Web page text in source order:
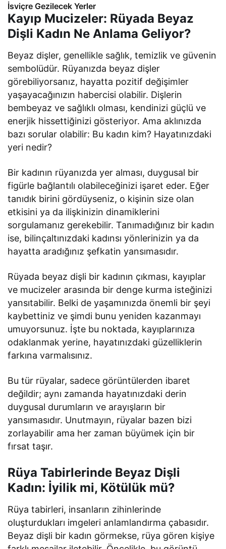
İsviçre Gezilecek Yerler
Kayıp Mucizeler: Rüyada Beyaz
Dişli Kadın Ne Anlama Geliyor?
Beyaz dişler, genellikle sağlık, temizlik ve güvenin
sembolüdür. Rüyanızda beyaz dişler
görebiliyorsanız, hayatta pozitif değişimler
yaşayacağınızın habercisi olabilir. Dişlerin
bembeyaz ve sağlıklı olması, kendinizi güçlü ve
enerjik hissettiğinizi gösteriyor. Ama aklınızda
bazı sorular olabilir: Bu kadın kim? Hayatınızdaki
yeri nedir?
Bir kadının rüyanızda yer alması, duygusal bir
figürle bağlantılı olabileceğinizi işaret eder. Eğer
tanıdık birini gördüyseniz, o kişinin size olan
etkisini ya da ilişkinizin dinamiklerini
sorgulamanız gerekebilir. Tanımadığınız bir kadın
ise, bilinçaltınızdaki kadınsı yönlerinizin ya da
hayatta aradığınız şefkatin yansımasıdır.
Rüyada beyaz dişli bir kadının çıkması, kayıplar
ve mucizeler arasında bir denge kurma isteğinizi
yansıtabilir. Belki de yaşamınızda önemli bir şeyi
kaybettiniz ve şimdi bunu yeniden kazanmayı
umuyorsunuz. İşte bu noktada, kayıplarınıza
odaklanmak yerine, hayatınızdaki güzelliklerin
farkına varmalısınız.
Bu tür rüyalar, sadece görüntülerden ibaret
değildir; aynı zamanda hayatınızdaki derin
duygusal durumların ve arayışların bir
yansımasıdır. Unutmayın, rüyalar bazen bizi
zorlayabilir ama her zaman büyümek için bir
fırsat taşır.
Rüya Tabirlerinde Beyaz Dişli
Kadın: İyilik mi, Kötülük mü?
Rüya tabirleri, insanların zihinlerinde
oluşturdukları imgeleri anlamlandırma çabasıdır.
Beyaz dişli bir kadın görmekse, rüya gören kişiye